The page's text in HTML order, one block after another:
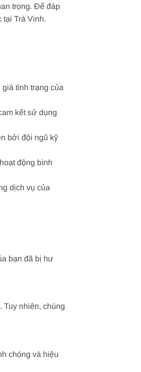
trọng. Để đáp
tại Trà Vinh.
tình trạng của
kết sử dụng
bởi đội ngũ kỹ
động bình
dịch vụ của
bạn đã bị hư
nhiên, chúng
chóng và hiệu